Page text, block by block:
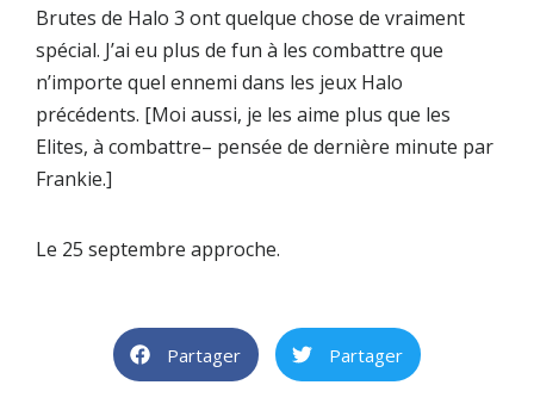
Brutes de Halo 3 ont quelque chose de vraiment
spécial. J’ai eu plus de fun à les combattre que
n’importe quel ennemi dans les jeux Halo
précédents. [Moi aussi, je les aime plus que les
Elites, à combattre– pensée de dernière minute par
Frankie.]
Le 25 septembre approche.
Partager Partager